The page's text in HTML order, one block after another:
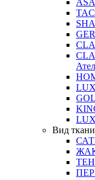
Вид ткани